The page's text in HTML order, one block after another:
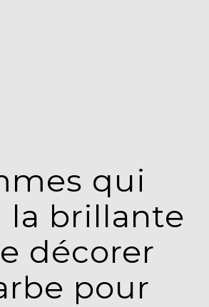
qui
la brillante
décorer
pour